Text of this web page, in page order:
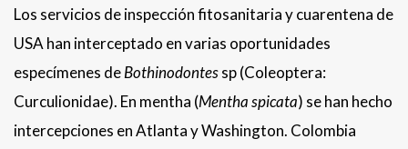
Los servicios de inspección fitosanitaria y cuarentena de
USA han interceptado en varias oportunidades
especímenes deBothinodontessp (Coleoptera:
Curculionidae). En mentha (Mentha spicata) se han hecho
intercepciones en Atlanta y Washington. Colombia